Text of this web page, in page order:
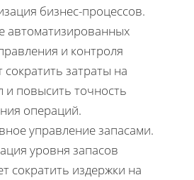
бизнес-процессов.
автоматизированных
и контроля
сократить затраты на
и повысить точность
операций.
управление запасами.
уровня запасов
сократить издержки на